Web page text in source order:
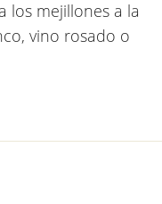
los mejillones a la
vino rosado o